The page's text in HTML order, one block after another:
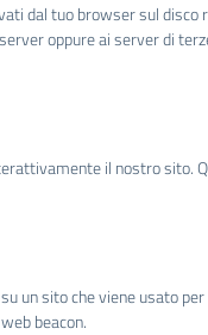
dal tuo browser sul disco
oppure ai server di
il nostro sito.
un sito che viene usato
beacon.